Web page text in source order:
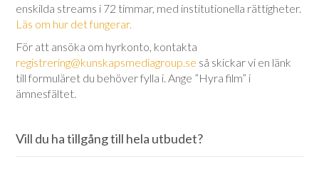
enskilda streams i 72 timmar, med institutionella rättigheter.
Läs om hur det fungerar.
För att ansöka om hyrkonto, kontakta
registrering@kunskapsmediagroup.se så skickar vi en länk
till formuläret du behöver fylla i. Ange ”Hyra film” i
ämnesfältet.
Vill du ha tillgång till hela utbudet?